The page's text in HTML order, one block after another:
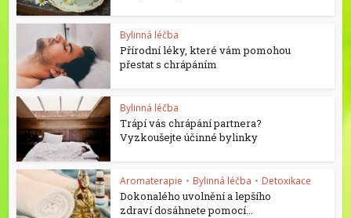
Bylinná léčba
Přírodní léky, které vám pomohou
přestat s chrápáním
Bylinná léčba
Trápí vás chrápání partnera?
Vyzkoušejte účinné bylinky
Aromaterapie • Bylinná léčba • Detoxikace
Dokonalého uvolnění a lepšího
zdraví dosáhnete pomocí...